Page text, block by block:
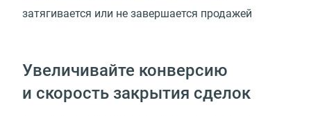
затягивается или не завершается продажей
Увеличивайте конверсию
и скорость закрытия сделок